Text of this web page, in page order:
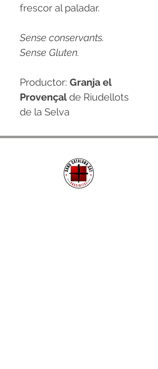
frescor al paladar.
Sense conservants.
Sense Gluten.
Productor: Granja el
Provençalde Riudellots
de la Selva